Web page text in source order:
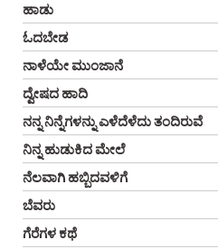
ಹಾಡು
ಓದಬೇಡ
ನಾಳೆಯೇ ಮುಂಜಾನೆ
ದ್ವೇಷದ ಹಾದಿ
ನನ್ನ ನಿನ್ನೆಗಳನ್ನು ಎಳೆದೆಳೆದು ತಂದಿರುವೆ
ನಿನ್ನ ಹುಡುಕಿದ ಮೇಲೆ
ನೆಲವಾಗಿ ಹಬ್ಬಿದವಳಿಗೆ
ಬೆವರು
ಗೆರೆಗಳ ಕಥೆ